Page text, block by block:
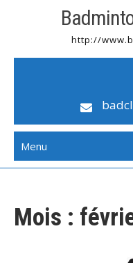
http://
Menu
Mois :